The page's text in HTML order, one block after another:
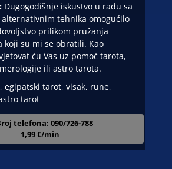
Dugogodišnje iskustvo u radu sa
tehnika omogućilo
prilikom pružanja
koji su mi se obratili. Kao
ću Vas uz pomoć tarota,
ili astro tarota.
tarot, visak, rune,
tarot
telefona: 090/726-788
1,99 €/min